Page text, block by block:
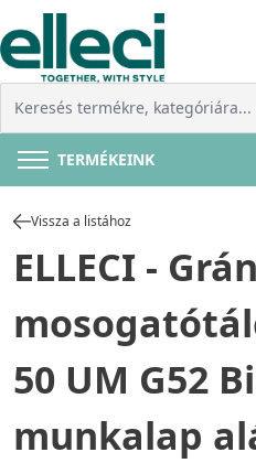
TERMÉKEINK
Vissza a listához
ELLECI -
50 UM G52
munkalap